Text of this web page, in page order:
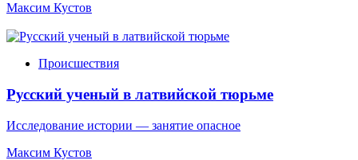
Максим Кустов
Происшествия
Русский ученый в латвийской тюрьме
Исследование истории — занятие опасное
Максим Кустов